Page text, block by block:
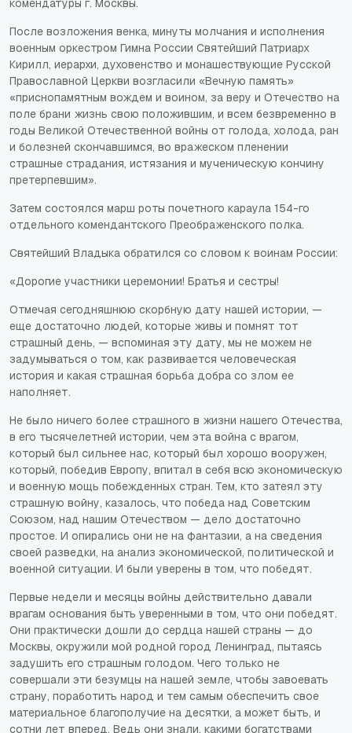
комендатуры г. Москвы.
После возложения венка, минуты молчания и исполнения
военным оркестром Гимна России Святейший Патриарх
Кирилл, иерархи, духовенство и монашествующие Русской
Православной Церкви возгласили «Вечную память»
«приснопамятным вождем и воином, за веру и Отечество на
поле брани жизнь свою положившим, и всем безвременно в
годы Великой Отечественной войны от голода, холода, ран
и болезней скончавшимся, во вражеском пленении
страшные страдания, истязания и мученическую кончину
претерпевшим».
Затем состоялся марш роты почетного караула 154-го
отдельного комендантского Преображенского полка.
Святейший Владыка обратился со словом к воинам России:
«Дорогие участники церемонии! Братья и сестры!
Отмечая сегодняшнюю скорбную дату нашей истории, —
еще достаточно людей, которые живы и помнят тот
страшный день, — вспоминая эту дату, мы не можем не
задумываться о том, как развивается человеческая
история и какая страшная борьба добра со злом ее
наполняет.
Не было ничего более страшного в жизни нашего Отечества,
в его тысячелетней истории, чем эта война с врагом,
который был сильнее нас, который был хорошо вооружен,
который, победив Европу, впитал в себя всю экономическую
и военную мощь побежденных стран. Тем, кто затеял эту
страшную войну, казалось, что победа над Советским
Союзом, над нашим Отечеством — дело достаточно
простое. И опирались они не на фантазии, а на сведения
своей разведки, на анализ экономической, политической и
военной ситуации. И были уверены в том, что победят.
Первые недели и месяцы войны действительно давали
врагам основания быть уверенными в том, что они победят.
Они практически дошли до сердца нашей страны — до
Москвы, окружили мой родной город Ленинград, пытаясь
задушить его страшным голодом. Чего только не
совершали эти безумцы на нашей земле, чтобы завоевать
страну, поработить народ и тем самым обеспечить свое
материальное благополучие на десятки, а может быть, и
сотни лет вперед. Ведь они знали, какими богатствами